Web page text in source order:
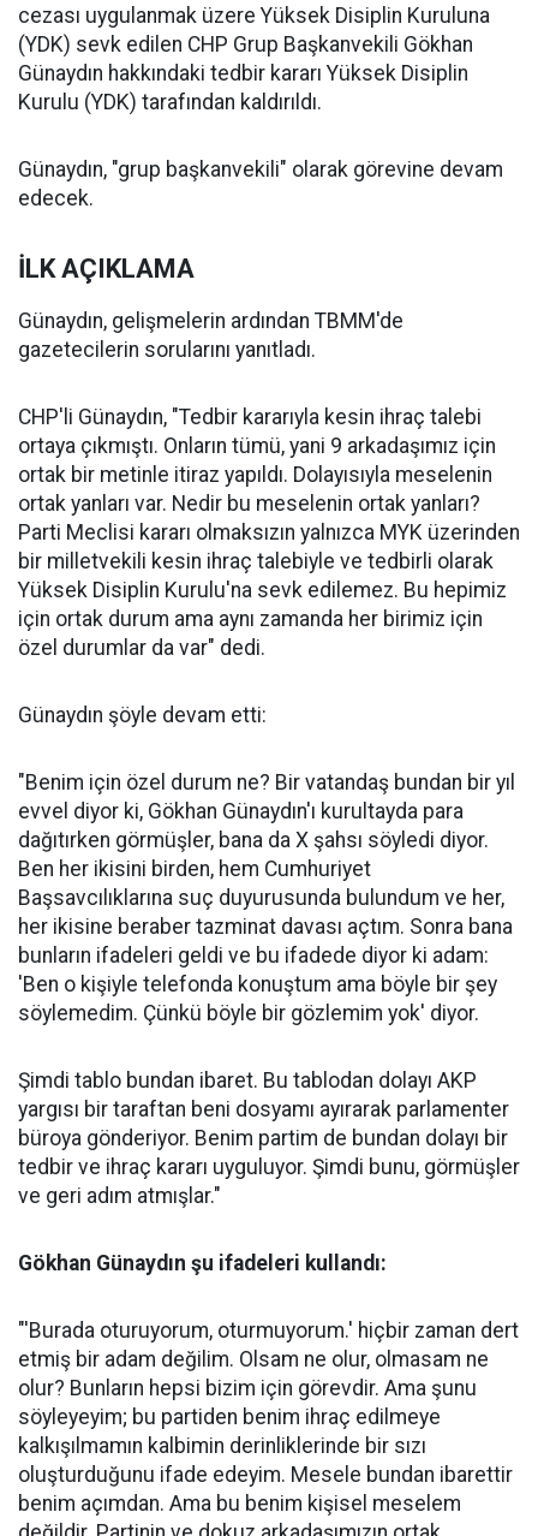
cezası uygulanmak üzere Yüksek Disiplin Kuruluna
(YDK) sevk edilen CHP Grup Başkanvekili Gökhan
Günaydın hakkındaki tedbir kararı Yüksek Disiplin
Kurulu (YDK) tarafından kaldırıldı.
Günaydın, "grup başkanvekili" olarak görevine devam
edecek.
İLK AÇIKLAMA
Günaydın, gelişmelerin ardından TBMM'de
gazetecilerin sorularını yanıtladı.
CHP'li Günaydın, "Tedbir kararıyla kesin ihraç talebi
ortaya çıkmıştı. Onların tümü, yani 9 arkadaşımız için
ortak bir metinle itiraz yapıldı. Dolayısıyla meselenin
ortak yanları var. Nedir bu meselenin ortak yanları?
Parti Meclisi kararı olmaksızın yalnızca MYK üzerinden
bir milletvekili kesin ihraç talebiyle ve tedbirli olarak
Yüksek Disiplin Kurulu'na sevk edilemez. Bu hepimiz
için ortak durum ama aynı zamanda her birimiz için
özel durumlar da var" dedi.
Günaydın şöyle devam etti:
"Benim için özel durum ne? Bir vatandaş bundan bir yıl
evvel diyor ki, Gökhan Günaydın'ı kurultayda para
dağıtırken görmüşler, bana da X şahsı söyledi diyor.
Ben her ikisini birden, hem Cumhuriyet
Başsavcılıklarına suç duyurusunda bulundum ve her,
her ikisine beraber tazminat davası açtım. Sonra bana
bunların ifadeleri geldi ve bu ifadede diyor ki adam:
'Ben o kişiyle telefonda konuştum ama böyle bir şey
söylemedim. Çünkü böyle bir gözlemim yok' diyor.
Şimdi tablo bundan ibaret. Bu tablodan dolayı AKP
yargısı bir taraftan beni dosyamı ayırarak parlamenter
büroya gönderiyor. Benim partim de bundan dolayı bir
tedbir ve ihraç kararı uyguluyor. Şimdi bunu, görmüşler
ve geri adım atmışlar."
Gökhan Günaydın şu ifadeleri kullandı:
"'Burada oturuyorum, oturmuyorum.' hiçbir zaman dert
etmiş bir adam değilim. Olsam ne olur, olmasam ne
olur? Bunların hepsi bizim için görevdir. Ama şunu
söyleyeyim; bu partiden benim ihraç edilmeye
kalkışılmamın kalbimin derinliklerinde bir sızı
oluşturduğunu ifade edeyim. Mesele bundan ibarettir
benim açımdan. Ama bu benim kişisel meselem